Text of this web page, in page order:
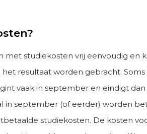
met studiekosten vrij eenvoudig en
resultaat worden gebracht. Soms
vaak in september en eindigt
in september (of eerder) worden
studiekosten. De kosten